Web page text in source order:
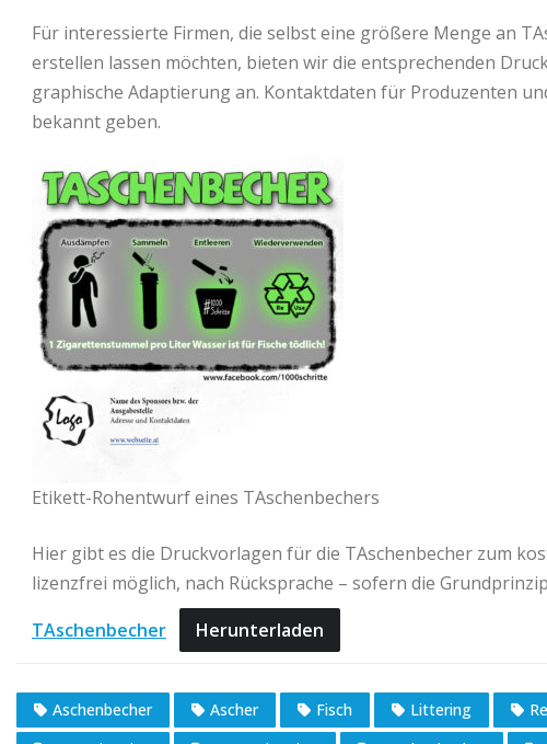
Für interessierte Firmen, die selbst eine größere Menge an
erstellen lassen möchten, bieten wir die entsprechenden
graphische Adaptierung an. Kontaktdaten für Produzenten
bekannt geben.
Etikett-Rohentwurf eines TAschenbechers
Hier gibt es die Druckvorlagen für die TAschenbecher zum
lizenzfrei möglich, nach Rücksprache – sofern die
TAschenbecher
Herunterladen
Aschenbecher Ascher Fisch Littering